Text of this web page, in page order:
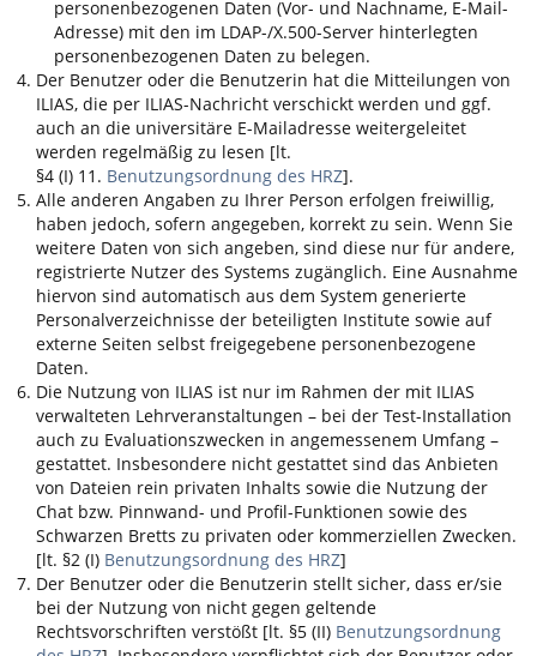
personenbezogenen Daten (Vor- und Nachname, E-Mail-
Adresse) mit den im LDAP-/X.500-Server hinterlegten
personenbezogenen Daten zu belegen.
Der Benutzer oder die Benutzerin hat die Mitteilungen von
ILIAS, die per ILIAS-Nachricht verschickt werden und ggf.
auch an die universitäre E-Mailadresse weitergeleitet
werden regelmäßig zu lesen [lt.
§4 (I) 11. Benutzungsordnung des HRZ].
Alle anderen Angaben zu Ihrer Person erfolgen freiwillig,
haben jedoch, sofern angegeben, korrekt zu sein. Wenn Sie
weitere Daten von sich angeben, sind diese nur für andere,
registrierte Nutzer des Systems zugänglich. Eine Ausnahme
hiervon sind automatisch aus dem System generierte
Personalverzeichnisse der beteiligten Institute sowie auf
externe Seiten selbst freigegebene personenbezogene
Daten.
Die Nutzung von ILIAS ist nur im Rahmen der mit ILIAS
verwalteten Lehrveranstaltungen – bei der Test-Installation
auch zu Evaluationszwecken in angemessenem Umfang –
gestattet. Insbesondere nicht gestattet sind das Anbieten
von Dateien rein privaten Inhalts sowie die Nutzung der
Chat bzw. Pinnwand- und Profil-Funktionen sowie des
Schwarzen Bretts zu privaten oder kommerziellen Zwecken.
[lt. §2 (I) Benutzungsordnung des HRZ]
Der Benutzer oder die Benutzerin stellt sicher, dass er/sie
bei der Nutzung von nicht gegen geltende
Rechtsvorschriften verstößt [lt. §5 (II) Benutzungsordnung